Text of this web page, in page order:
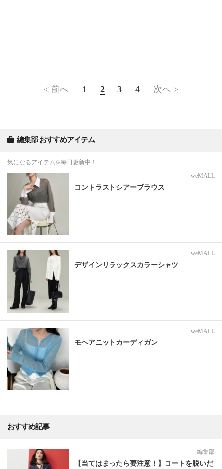
< 前へ 1 2 3 4 次へ >
編集部 おすすめアイテム
気になるアイテムを毎日更新中！
weMALL
コントラストシアーブラウス
weMALL
デザインリラックスカラーシャツ
weMALL
モヘアニットカーディガン
おすすめ記事
編集部
【当てはまったら要注意！】コートを脱いだ